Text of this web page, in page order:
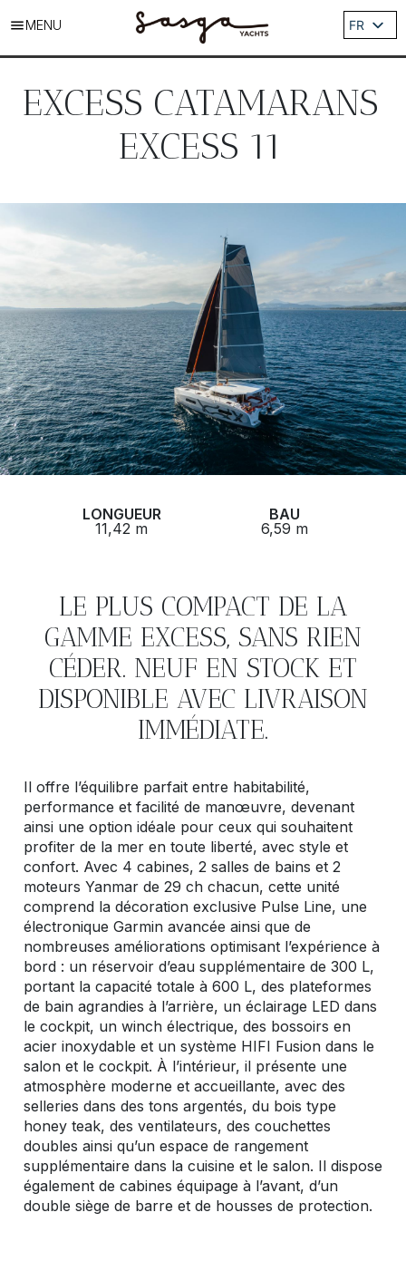
MENU
FR
DE
EXCESS CATAMARANS
EXCESS 11
LONGUEUR
11,42 m
BAU
6,59 m
LE PLUS COMPACT DE LA
GAMME EXCESS, SANS RIEN
CÉDER. NEUF EN STOCK ET
DISPONIBLE AVEC LIVRAISON
IMMÉDIATE.
Il offre l’équilibre parfait entre habitabilité,
performance et facilité de manœuvre, devenant
ainsi une option idéale pour ceux qui souhaitent
profiter de la mer en toute liberté, avec style et
confort. Avec 4 cabines, 2 salles de bains et 2
moteurs Yanmar de 29 ch chacun, cette unité
comprend la décoration exclusive Pulse Line, une
électronique Garmin avancée ainsi que de
nombreuses améliorations optimisant l’expérience à
bord : un réservoir d’eau supplémentaire de 300 L,
portant la capacité totale à 600 L, des plateformes
de bain agrandies à l’arrière, un éclairage LED dans
le cockpit, un winch électrique, des bossoirs en
acier inoxydable et un système HIFI Fusion dans le
salon et le cockpit. À l’intérieur, il présente une
atmosphère moderne et accueillante, avec des
selleries dans des tons argentés, du bois type
honey teak, des ventilateurs, des couchettes
doubles ainsi qu’un espace de rangement
supplémentaire dans la cuisine et le salon. Il dispose
également de cabines équipage à l’avant, d’un
double siège de barre et de housses de protection.